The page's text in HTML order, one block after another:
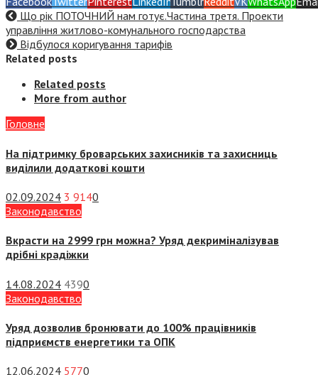
Що рік ПОТОЧНИЙ нам готує.Частина третя. Проекти
управління житлово-комунального господарства
Відбулося коригування тарифів
Related posts
Related posts
More from author
Головне
На підтримку броварських захисників та захисниць
виділили додаткові кошти
02.09.2024 3 9140
Законодавство
Вкрасти на 2999 грн можна? Уряд декриміналізував
дрібні крадіжки
14.08.2024 4390
Законодавство
Уряд дозволив бронювати до 100% працівників
підприємств енергетики та ОПК
12.06.2024 5770